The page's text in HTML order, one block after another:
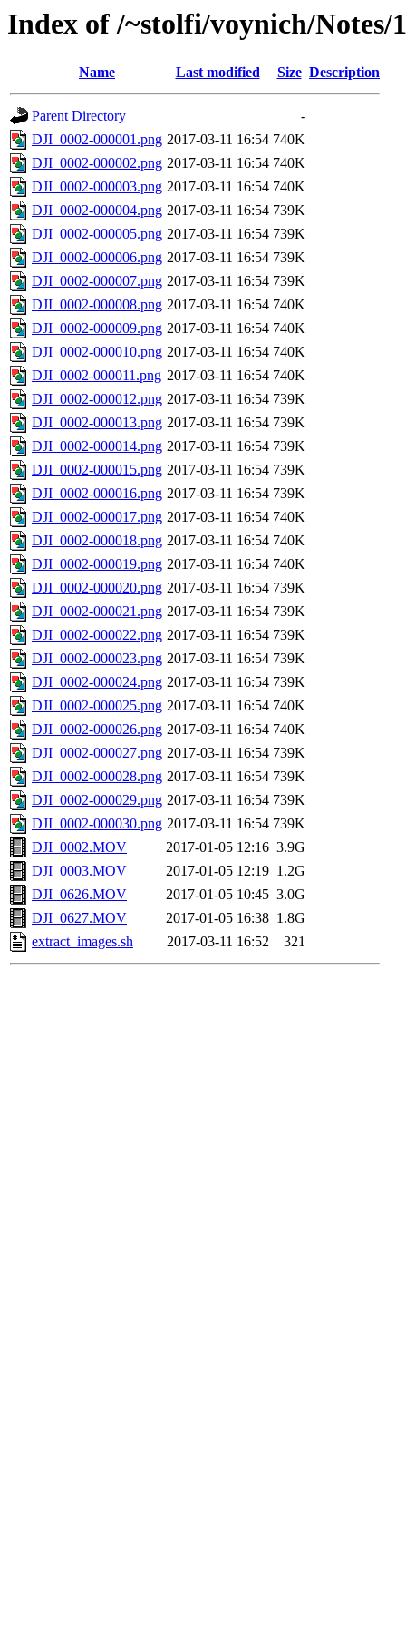
Index of /~stolfi/voynich/
Name Last modified Size Description
Parent Directory
-
DJI_0002-000001.png 2017-03-11 16:54 740K
DJI_0002-000002.png 2017-03-11 16:54 740K
DJI_0002-000003.png 2017-03-11 16:54 740K
DJI_0002-000004.png 2017-03-11 16:54 739K
DJI_0002-000005.png 2017-03-11 16:54 739K
DJI_0002-000006.png 2017-03-11 16:54 739K
DJI_0002-000007.png 2017-03-11 16:54 739K
DJI_0002-000008.png 2017-03-11 16:54 740K
DJI_0002-000009.png 2017-03-11 16:54 740K
DJI_0002-000010.png 2017-03-11 16:54 740K
DJI_0002-000011.png 2017-03-11 16:54 740K
DJI_0002-000012.png 2017-03-11 16:54 739K
DJI_0002-000013.png 2017-03-11 16:54 739K
DJI_0002-000014.png 2017-03-11 16:54 739K
DJI_0002-000015.png 2017-03-11 16:54 739K
DJI_0002-000016.png 2017-03-11 16:54 739K
DJI_0002-000017.png 2017-03-11 16:54 740K
DJI_0002-000018.png 2017-03-11 16:54 740K
DJI_0002-000019.png 2017-03-11 16:54 740K
DJI_0002-000020.png 2017-03-11 16:54 739K
DJI_0002-000021.png 2017-03-11 16:54 739K
DJI_0002-000022.png 2017-03-11 16:54 739K
DJI_0002-000023.png 2017-03-11 16:54 739K
DJI_0002-000024.png 2017-03-11 16:54 739K
DJI_0002-000025.png 2017-03-11 16:54 740K
DJI_0002-000026.png 2017-03-11 16:54 740K
DJI_0002-000027.png 2017-03-11 16:54 739K
DJI_0002-000028.png 2017-03-11 16:54 739K
DJI_0002-000029.png 2017-03-11 16:54 739K
DJI_0002-000030.png 2017-03-11 16:54 739K
DJI_0002.MOV
2017-01-05 12:16 3.9G
DJI_0003.MOV
2017-01-05 12:19 1.2G
DJI_0626.MOV
2017-01-05 10:45 3.0G
DJI_0627.MOV
2017-01-05 16:38 1.8G
extract_images.sh
2017-03-11 16:52 321